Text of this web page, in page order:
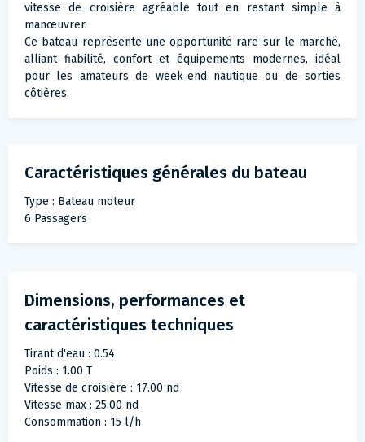
vitesse de croisière agréable tout en restant simple à
manœuvrer.
Ce bateau représente une opportunité rare sur le marché,
alliant fiabilité, confort et équipements modernes, idéal
pour les amateurs de week‑end nautique ou de sorties
côtières.
Caractéristiques générales du bateau
Type : Bateau moteur
6 Passagers
Dimensions, performances et
caractéristiques techniques
Tirant d'eau : 0.54
Poids : 1.00 T
Vitesse de croisière : 17.00 nd
Vitesse max : 25.00 nd
Consommation : 15 l/h